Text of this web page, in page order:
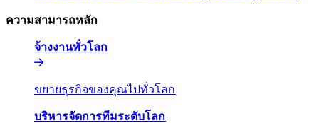
ความสามารถหลัก​​
จ้างงานทั่วโลก​​
ขยายธุรกิจของคุณไปทั่วโลก​​
บริหารจัดการทีมระดับโลก​​